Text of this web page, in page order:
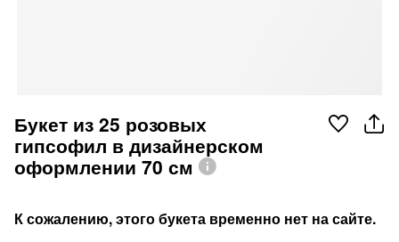
Букет из 25 розовых
гипсофил в дизайнерском
оформлении 70 см
К сожалению, этого букета временно нет на сайте.